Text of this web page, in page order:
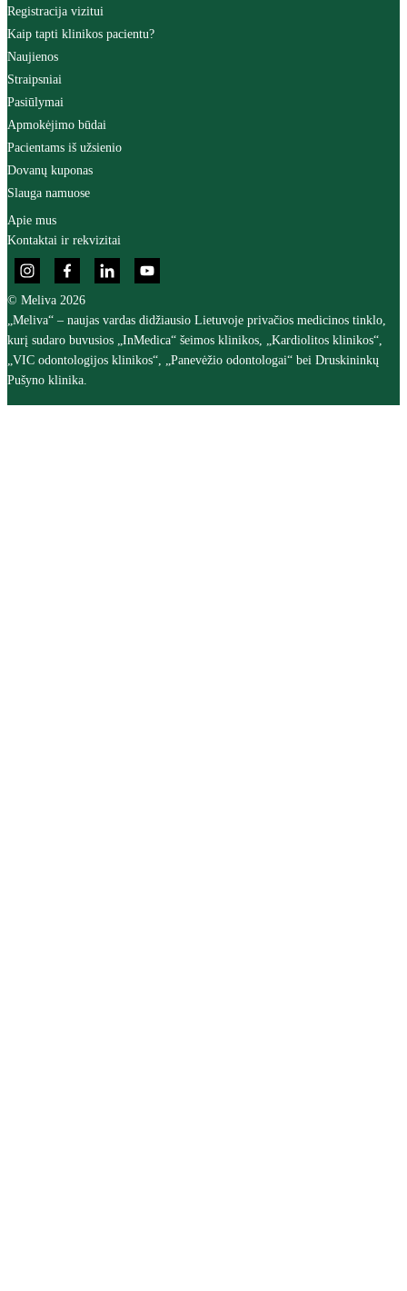
Registracija vizitui
Kaip tapti klinikos pacientu?
Naujienos
Straipsniai
Pasiūlymai
Apmokėjimo būdai
Pacientams iš užsienio
Dovanų kuponas
Slauga namuose
Apie mus
Kontaktai ir rekvizitai
© Meliva 2026
„Meliva“ – naujas vardas didžiausio Lietuvoje privačios medicinos tinklo,
kurį sudaro buvusios „InMedica“ šeimos klinikos, „Kardiolitos klinikos“,
„VIC odontologijos klinikos“, „Panevėžio odontologai“ bei Druskininkų
Pušyno klinika.